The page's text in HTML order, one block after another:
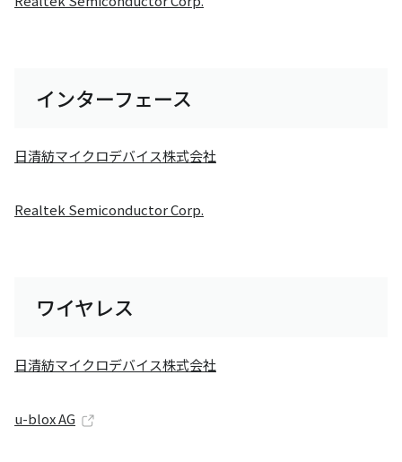
インターフェース
日清紡マイクロデバイス株式会社
Realtek Semiconductor Corp.
ワイヤレス
日清紡マイクロデバイス株式会社
u-blox AG